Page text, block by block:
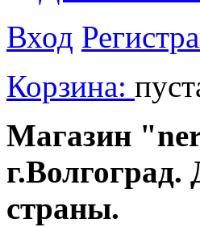
Вход
Корзина:
Магазин
страны.